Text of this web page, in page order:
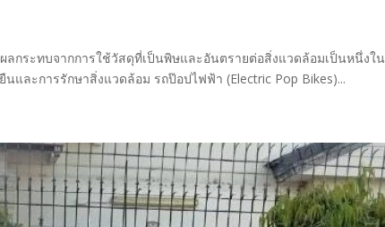
กระทบจากการใช้วัสดุที่เป็นพิษและอันตรายต่อสิ่งแวดล้อมเป็นหนึ่งใน
ละการรักษาสิ่งแวดล้อม รถป๊อปไฟฟ้า (Electric Pop Bikes)...